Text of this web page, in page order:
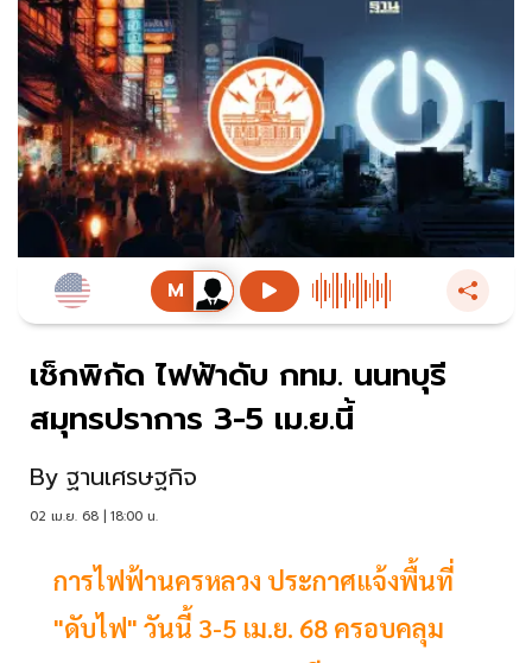
เช็กพิกัด ไฟฟ้าดับ กทม. นนทบุรี
สมุทรปราการ 3-5 เม.ย.นี้
By ฐานเศรษฐกิจ
02 เม.ย. 68 | 18:00 น.
การไฟฟ้านครหลวง ประกาศแจ้งพื้นที่
"ดับไฟ" วันนี้ 3-5 เม.ย. 68 ครอบคลุม